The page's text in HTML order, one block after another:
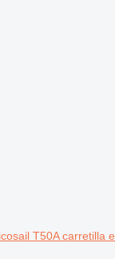
T50A carretilla